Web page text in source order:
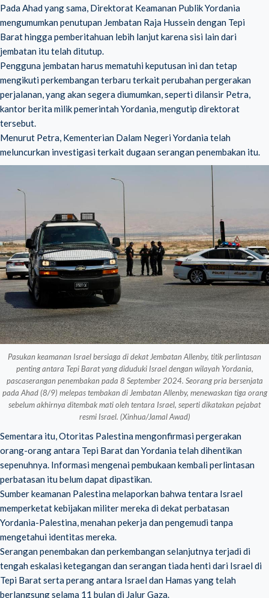
Pada Ahad yang sama, Direktorat Keamanan Publik Yordania
mengumumkan penutupan Jembatan Raja Hussein dengan Tepi
Barat hingga pemberitahuan lebih lanjut karena sisi lain dari
jembatan itu telah ditutup.
Pengguna jembatan harus mematuhi keputusan ini dan tetap
mengikuti perkembangan terbaru terkait perubahan pergerakan
perjalanan, yang akan segera diumumkan, seperti dilansir Petra,
kantor berita milik pemerintah Yordania, mengutip direktorat
tersebut.
Menurut Petra, Kementerian Dalam Negeri Yordania telah
meluncurkan investigasi terkait dugaan serangan penembakan itu.
Pasukan keamanan Israel bersiaga di dekat Jembatan Allenby, titik perlintasan
penting antara Tepi Barat yang diduduki Israel dengan wilayah Yordania,
pascaserangan penembakan pada 8 September 2024. Seorang pria bersenjata
pada Ahad (8/9) melepas tembakan di Jembatan Allenby, menewaskan tiga orang
sebelum akhirnya ditembak mati oleh tentara Israel, seperti dikatakan pejabat
resmi Israel. (Xinhua/Jamal Awad)
Sementara itu, Otoritas Palestina mengonfirmasi pergerakan
orang-orang antara Tepi Barat dan Yordania telah dihentikan
sepenuhnya. Informasi mengenai pembukaan kembali perlintasan
perbatasan itu belum dapat dipastikan.
Sumber keamanan Palestina melaporkan bahwa tentara Israel
memperketat kebijakan militer mereka di dekatperbatasan
Yordania-Palestina, menahan pekerja dan pengemudi tanpa
mengetahui identitas mereka.
Serangan penembakan dan perkembangan selanjutnya terjadi di
tengah eskalasi ketegangan dan serangan tiada henti dari Israel di
Tepi Barat serta perang antara Israel dan Hamas yang telah
berlangsung selama 11 bulan di Jalur Gaza.